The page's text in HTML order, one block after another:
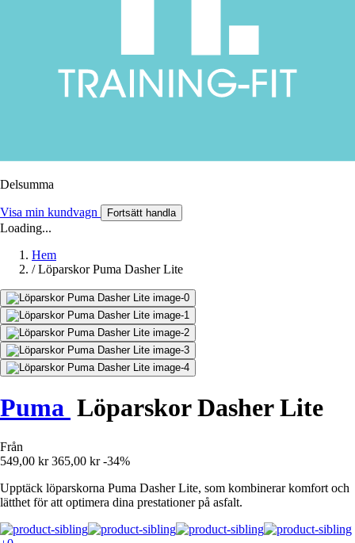
Delsumma
Visa min kundvagn Fortsätt handla
Loading...
Hem
/ Löparskor Puma Dasher Lite
Puma Löparskor Dasher Lite
Från
549,00 kr 365,00 kr -34%
Upptäck löparskorna Puma Dasher Lite, som kombinerar komfort och
lätthet för att optimera dina prestationer på asfalt.